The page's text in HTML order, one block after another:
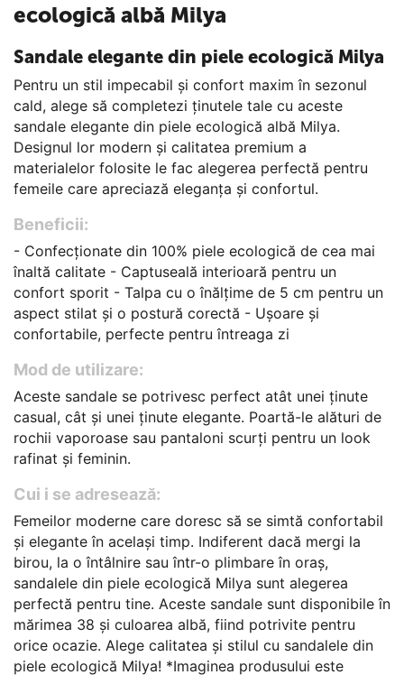
ecologică albă Milya
Sandale elegante din piele ecologică Milya
Pentru un stil impecabil și confort maxim în sezonul
cald, alege să completezi ținutele tale cu aceste
sandale elegante din piele ecologică albă Milya.
Designul lor modern și calitatea premium a
materialelor folosite le fac alegerea perfectă pentru
femeile care apreciază eleganța și confortul.
Beneficii:
- Confecționate din 100% piele ecologică de cea mai
înaltă calitate - Captuseală interioară pentru un
confort sporit - Talpa cu o înălțime de 5 cm pentru un
aspect stilat și o postură corectă - Ușoare și
confortabile, perfecte pentru întreaga zi
Mod de utilizare:
Aceste sandale se potrivesc perfect atât unei ținute
casual, cât și unei ținute elegante. Poartă-le alături de
rochii vaporoase sau pantaloni scurți pentru un look
rafinat și feminin.
Cui i se adresează:
Femeilor moderne care doresc să se simtă confortabil
și elegante în același timp. Indiferent dacă mergi la
birou, la o întâlnire sau într-o plimbare în oraș,
sandalele din piele ecologică Milya sunt alegerea
perfectă pentru tine. Aceste sandale sunt disponibile în
mărimea 38 și culoarea albă, fiind potrivite pentru
orice ocazie. Alege calitatea și stilul cu sandalele din
piele ecologică Milya! *Imaginea produsului este